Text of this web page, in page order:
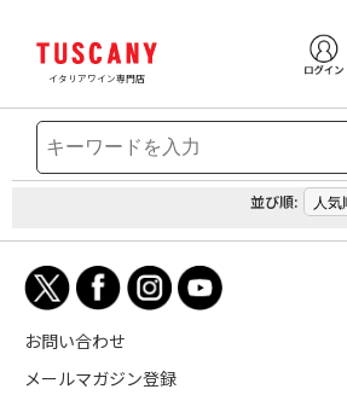
イタリアワイン専門店
並び順:
お問い合わせ
メールマガジン登録